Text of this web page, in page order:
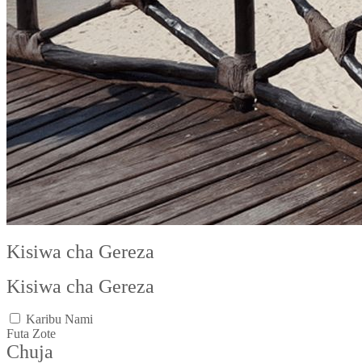
Kisiwa cha Gereza
Kisiwa cha Gereza
Karibu Nami
Futa Zote
Chuja